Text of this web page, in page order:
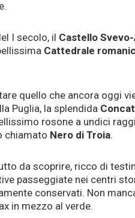
I secolo, il Castello
Cattedrale
quello che ancora oggi
Puglia, la splendida
rosone a undici
chiamato Nero di Troia.
da scoprire, ricco di
passeggiate nei centri
conservati. Non
in mezzo al verde.